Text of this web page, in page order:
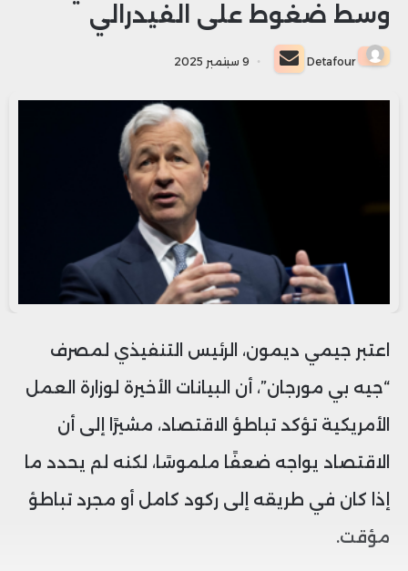
وسط ضغوط على الفيدرالي
Detafour
أرسل
بريدا
إلكترونيا
9 سبتمبر 2025
اعتبر جيمي ديمون، الرئيس التنفيذي لمصرف
“جيه بي مورجان”، أن البيانات الأخيرة لوزارة العمل
الأمريكية تؤكد تباطؤ الاقتصاد، مشيرًا إلى أن
الاقتصاد يواجه ضعفًا ملموسًا، لكنه لم يحدد ما
إذا كان في طريقه إلى ركود كامل أو مجرد تباطؤ
مؤقت.